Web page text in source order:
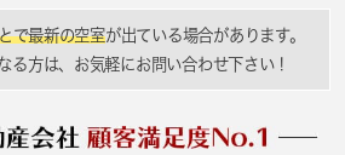
で最新の空室が出ている場合があります。
る方は、お気軽にお問い合わせ下さい！